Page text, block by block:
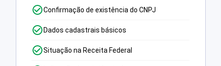
Confirmação de existência do CNPJ
Dados cadastrais básicos
Situação na Receita Federal